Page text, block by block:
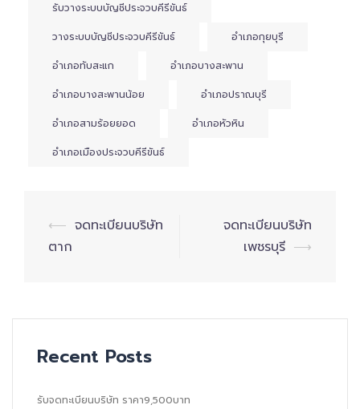
รับวางระบบบัญชีประจวบคีรีขันธ์
วางระบบบัญชีประจวบคีรีขันธ์
อำเภอกุยบุรี
อำเภอทับสะแก
อำเภอบางสะพาน
อำเภอบางสะพานน้อย
อำเภอปราณบุรี
อำเภอสามร้อยยอด
อำเภอหัวหิน
อำเภอเมืองประจวบคีรีขันธ์
Post
navigation
⟵ จดทะเบียนบริษัท
ตาก
จดทะเบียนบริษัท
เพชรบุรี ⟶
Recent Posts
รับจดทะเบียนบริษัท ราคา9,500บาท